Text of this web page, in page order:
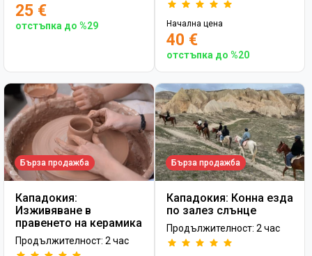
25 €
отстъпка до %29 Начална цена
40 €
отстъпка до %20
Бърза продажба
Кападокия:
Изживяване в
правенето на керамика
Продължителност: 2 час
Бърза продажба
Кападокия: Конна езда
по залез слънце
Продължителност: 2 час